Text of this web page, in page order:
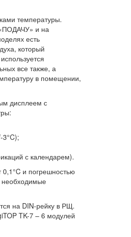
температуры.
и на
есть
который
все также, а
в помещении,
дисплеем с
с календарем).
и погрешностью
необходимые
на DIN-рейку в РЩ.
TK-7 – 6 модулей